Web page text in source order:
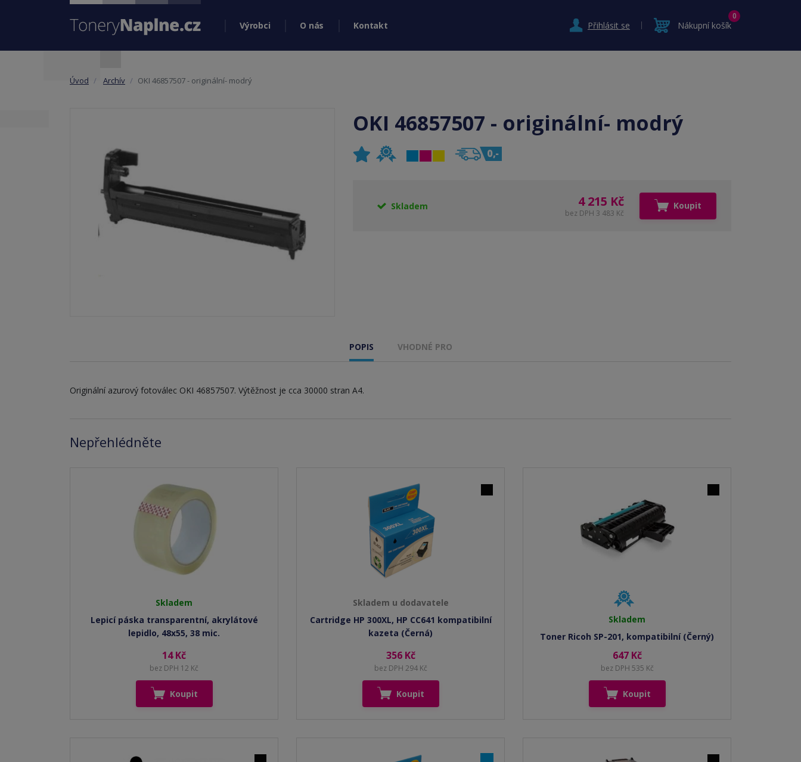
Výrobci O nás Kontakt Přihlásit se Nákupní košík
0
Úvod Archív OKI 46857507 - originální- modrý
OKI 46857507 - originální- modrý
Skladem 4 215 Kč
bez DPH 3 483 Kč
Koupit
POPIS VHODNÉ PRO
Originální azurový fotoválec OKI 46857507. Výtěžnost je cca 30000 stran A4.
Nepřehlédněte
Skladem
Lepicí páska transparentní, akrylátové
lepidlo, 48x55, 38 mic.
14 Kč
bez DPH 12 Kč
Koupit
Skladem u dodavatele
Cartridge HP 300XL, HP CC641 kompatibilní
kazeta (Černá)
356 Kč
bez DPH 294 Kč
Koupit
Skladem
Toner Ricoh SP-201, kompatibilní (Černý)
647 Kč
bez DPH 535 Kč
Koupit